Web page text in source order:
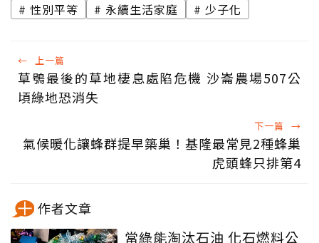
性別平等
永續生活家庭 少子化
← 上一篇
草鴞最後的草地棲息處陷危機 沙崙農場507公
頃綠地恐消失
下一篇 →
氣候暖化讓蜂群提早築巢！基隆最常見2種蜂巢
虎頭蜂只排第4
作者文章
當綠能淘汰石油 化石燃料公